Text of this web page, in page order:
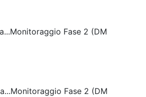
Fase 2 (DM
Fase 2 (DM